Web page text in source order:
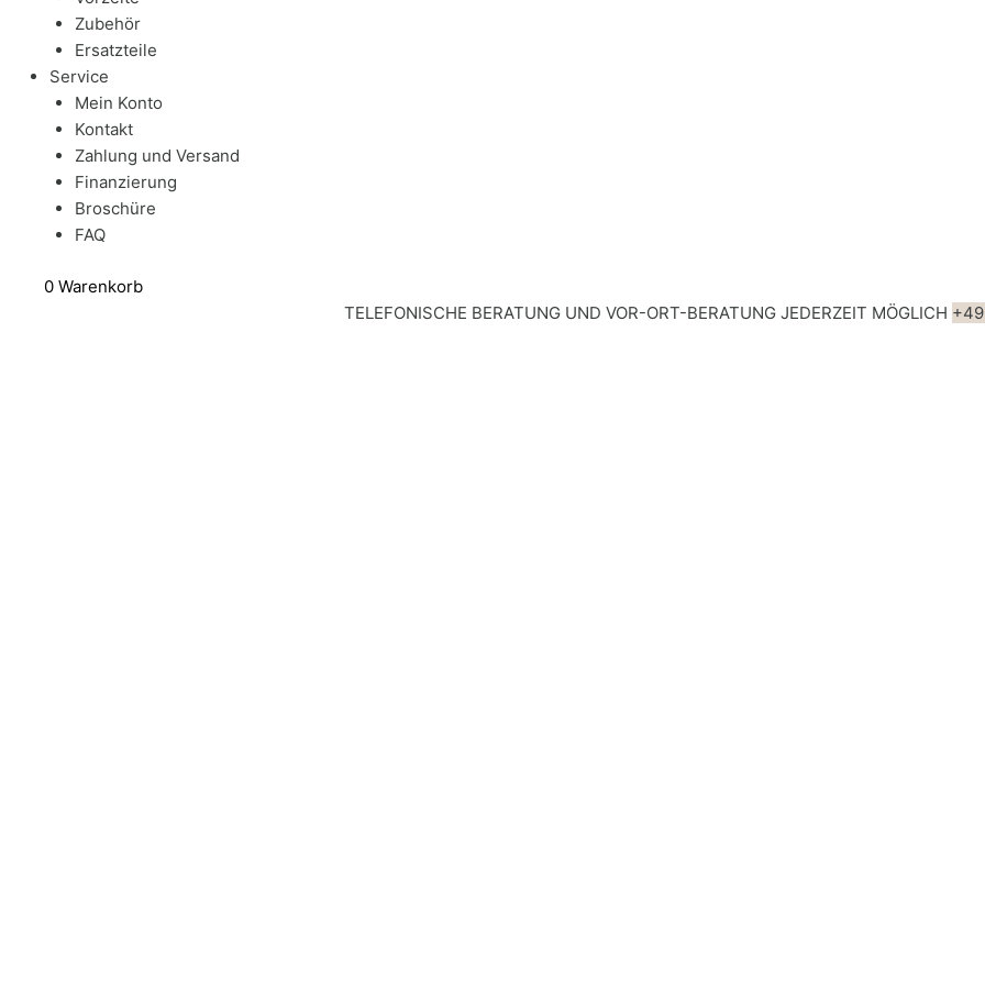
Zubehör
Ersatzteile
Service
Mein Konto
Kontakt
Zahlung und Versand
Finanzierung
Broschüre
FAQ
0 Warenkorb
TELEFONISCHE BERATUNG UND VOR-ORT-BERATUNG JEDERZEIT MÖGLICH